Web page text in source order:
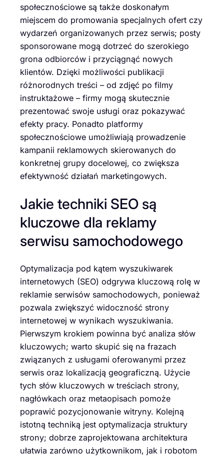
społecznościowe są także doskonałym
miejscem do promowania specjalnych ofert czy
wydarzeń organizowanych przez serwis; posty
sponsorowane mogą dotrzeć do szerokiego
grona odbiorców i przyciągnąć nowych
klientów. Dzięki możliwości publikacji
różnorodnych treści – od zdjęć po filmy
instruktażowe – firmy mogą skutecznie
prezentować swoje usługi oraz pokazywać
efekty pracy. Ponadto platformy
społecznościowe umożliwiają prowadzenie
kampanii reklamowych skierowanych do
konkretnej grupy docelowej, co zwiększa
efektywność działań marketingowych.
Jakie techniki SEO są
kluczowe dla reklamy
serwisu samochodowego
Optymalizacja pod kątem wyszukiwarek
internetowych (SEO) odgrywa kluczową rolę w
reklamie serwisów samochodowych, ponieważ
pozwala zwiększyć widoczność strony
internetowej w wynikach wyszukiwania.
Pierwszym krokiem powinna być analiza słów
kluczowych; warto skupić się na frazach
związanych z usługami oferowanymi przez
serwis oraz lokalizacją geograficzną. Użycie
tych słów kluczowych w treściach strony,
nagłówkach oraz metaopisach pomoże
poprawić pozycjonowanie witryny. Kolejną
istotną techniką jest optymalizacja struktury
strony; dobrze zaprojektowana architektura
ułatwia zarówno użytkownikom, jak i robotom